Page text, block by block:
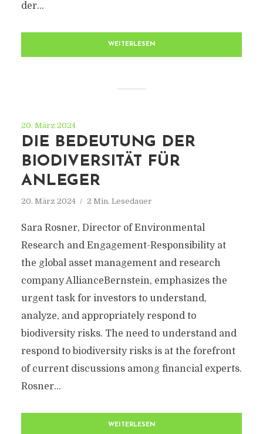
der...
WEITERLESEN
20. März 2024
DIE BEDEUTUNG DER
BIODIVERSITÄT FÜR
ANLEGER
20. März 2024 2 Min. Lesedauer
Sara Rosner, Director of Environmental
Research and Engagement-Responsibility at
the global asset management and research
company AllianceBernstein, emphasizes the
urgent task for investors to understand,
analyze, and appropriately respond to
biodiversity risks. The need to understand and
respond to biodiversity risks is at the forefront
of current discussions among financial experts.
Rosner...
WEITERLESEN